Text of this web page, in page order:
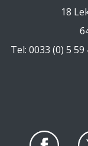
18
Tel: 0033 (0) 5 59